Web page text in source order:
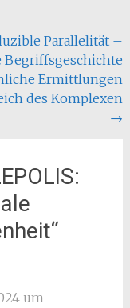
Parallelität –
Begriffsgeschichte
Ermittlungen
des Komplexen
→
“
um